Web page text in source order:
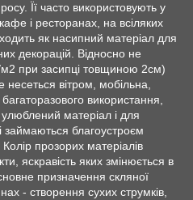
Її часто використовують у
і ресторанах, на всіляких
як насипний матеріал для
декорацій. Відносно не
м2 при засипці товщиною 2см)
несеться вітром, мобільна,
використання,
матеріал і для
благоустроєм
Колір прозорих матеріалів
яскравість яких змінюється в
призначення скляної
- створення сухих струмків,